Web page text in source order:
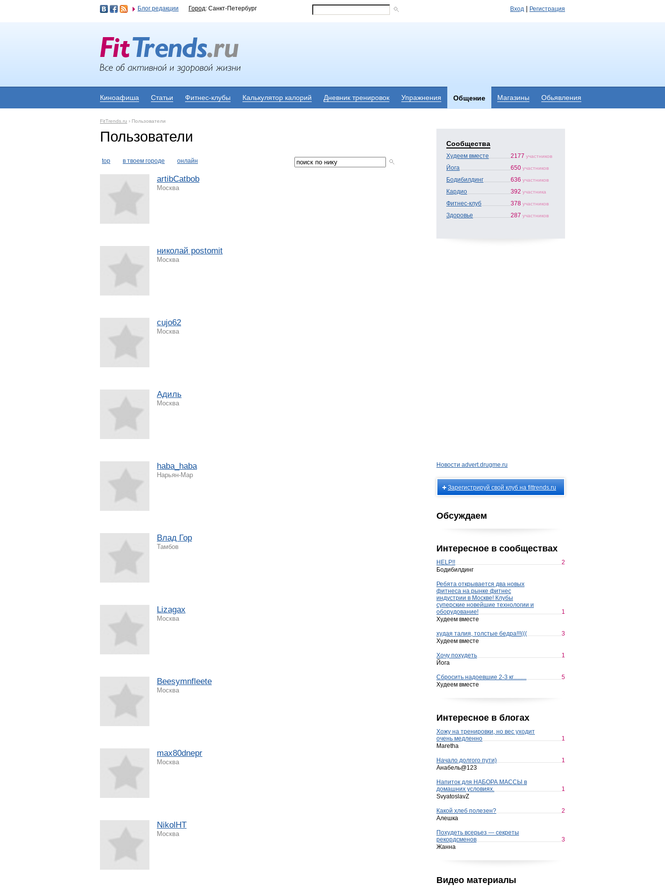
Блог редакции Город: Санкт-Петербург Вход Регистрация
Киноафиша Статьи Фитнес-клубы Калькулятор калорий Дневник тренировок Упражнения Общение Магазины Обьявления
FitTrends.ru › Пользователи
Пользователи
top в твоем городе онлайн
artibCatbob
Москва
николай postomit
Москва
cujo62
Москва
Адиль
Москва
haba_haba
Нарьян-Мар
Влад Гор
Тамбов
Lizagax
Москва
Beesymnfleete
Москва
max80dnepr
Москва
NikolHT
Москва
Сообщества
Худеем вместе 2177 участников
Йога 650 участников
Бодибилдинг 636 участников
Кардио 392 участника
Фитнес-клуб 378 участников
Здоровье 287 участников
Новости advert.drugme.ru
Зарегистрируй свой клуб на fittrends.ru
Обсуждаем
Интересное в сообществах
HELP!!
2
Бодибилдинг
Ребята открывается два новых
фитнеса на рынке фитнес
индустрии в Москве! Клубы
суперские новейшие технологии и
оборудование!
1
Худеем вместе
худая талия, толстые бедра!!!(((
3
Худеем вместе
Хочу похудеть
1
Йога
Сбросить надоевшие 2-3 кг.........
5
Худеем вместе
Интересное в блогах
Хожу на тренировки, но вес уходит
очень медленно
1
Maretha
Начало долгого пути)
1
Анабель@123
Напиток для НАБОРА МАССЫ в
домашних условиях.
1
SvyatoslavZ
Какой хлеб полезен?
2
Алешка
Похудеть всерьез — секреты
рекордсменов
3
Жанна
Видео материалы